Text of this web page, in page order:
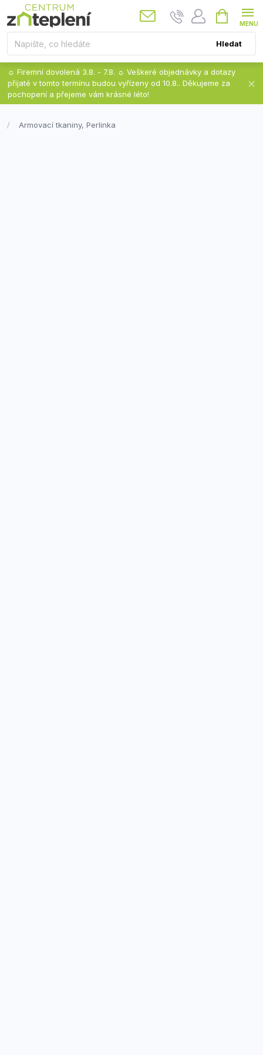
na
obsah
Hledat
Nákupní
košík
☼ Firemní dovolená 3.8. - 7.8. ☼ Veškeré objednávky a dotazy
přijaté v tomto termínu budou vyřízeny od 10.8.. Děkujeme za
pochopení a přejeme vám krásné léto!
Armovací tkaniny, Perlinka